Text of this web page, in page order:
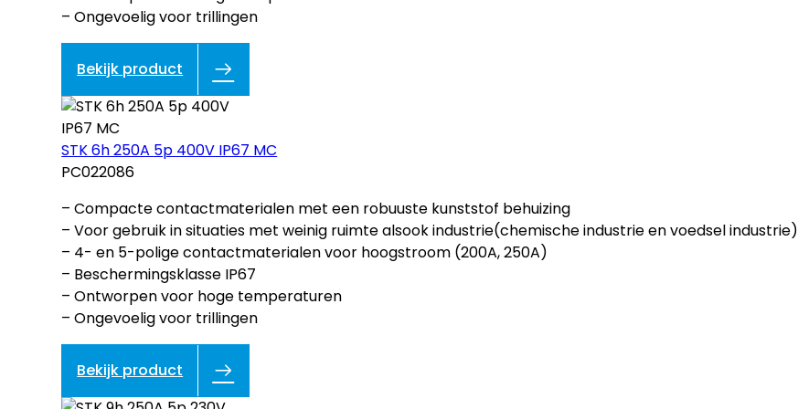
– Ongevoelig voor trillingen
Bekijk product
STK 6h 250A 5p 400V IP67 MC
PC022086
– Compacte contactmaterialen met een robuuste kunststof behuizing
– Voor gebruik in situaties met weinig ruimte alsook industrie(chemische industrie en voedsel industrie)
– 4- en 5-polige contactmaterialen voor hoogstroom (200A, 250A)
– Beschermingsklasse IP67
– Ontworpen voor hoge temperaturen
– Ongevoelig voor trillingen
Bekijk product